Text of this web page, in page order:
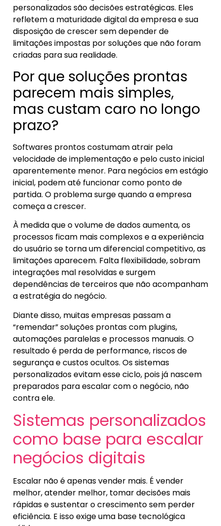
personalizados são decisões estratégicas. Eles
refletem a maturidade digital da empresa e sua
disposição de crescer sem depender de
limitações impostas por soluções que não foram
criadas para sua realidade.
Por que soluções prontas
parecem mais simples,
mas custam caro no longo
prazo?
Softwares prontos costumam atrair pela
velocidade de implementação e pelo custo inicial
aparentemente menor. Para negócios em estágio
inicial, podem até funcionar como ponto de
partida. O problema surge quando a empresa
começa a crescer.
À medida que o volume de dados aumenta, os
processos ficam mais complexos e a experiência
do usuário se torna um diferencial competitivo, as
limitações aparecem. Falta flexibilidade, sobram
integrações mal resolvidas e surgem
dependências de terceiros que não acompanham
a estratégia do negócio.
Diante disso, muitas empresas passam a
“remendar” soluções prontas com plugins,
automações paralelas e processos manuais. O
resultado é perda de performance, riscos de
segurança e custos ocultos. Os sistemas
personalizados evitam esse ciclo, pois já nascem
preparados para escalar com o negócio, não
contra ele.
Sistemas personalizados
como base para escalar
negócios digitais
Escalar não é apenas vender mais. É vender
melhor, atender melhor, tomar decisões mais
rápidas e sustentar o crescimento sem perder
eficiência. E isso exige uma base tecnológica